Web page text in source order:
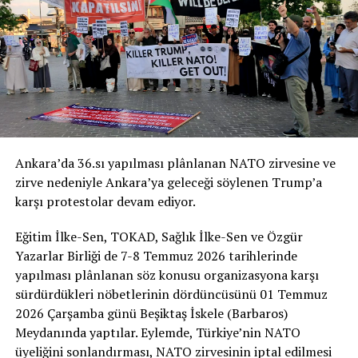
İmza Kampanyası’nın Bildiri Metni
NATO’YA HAYIR!
NATO ZİRVESİ İHANETTİR!
“Zulmedenlere meyletmeyin, sonra size ateş
dokunur! Sizin Allah’tan başka dostlarınız yoktur.
Sonra yardım da göremezsiniz.” (Hûd Suresi, 11/113)
Bizler; adaleti, halkların özgürlüğünü ve ümmetin
onurunu savunan, yeryüzündeki sömürü düzenine itirazı
olan Müslümanlar olarak NATO’nun bir “güvenlik
kalkanı” değil, küresel kapitalist sistemin ve ABD
Ankara’da 36.sı yapılması plânlanan NATO zirvesine ve
zirve nedeniyle Ankara’ya geleceği söylenen Trump’a
karşı protestolar devam ediyor.
Eğitim İlke-Sen, TOKAD, Sağlık İlke-Sen ve Özgür
Yazarlar Birliği de 7-8 Temmuz 2026 tarihlerinde
yapılması plânlanan söz konusu organizasyona karşı
sürdürdükleri nöbetlerinin dördüncüsünü 01 Temmuz
2026 Çarşamba günü Beşiktaş İskele (Barbaros)
Meydanında yaptılar. Eylemde, Türkiye’nin NATO
üyeliğini sonlandırması, NATO zirvesinin iptal edilmesi